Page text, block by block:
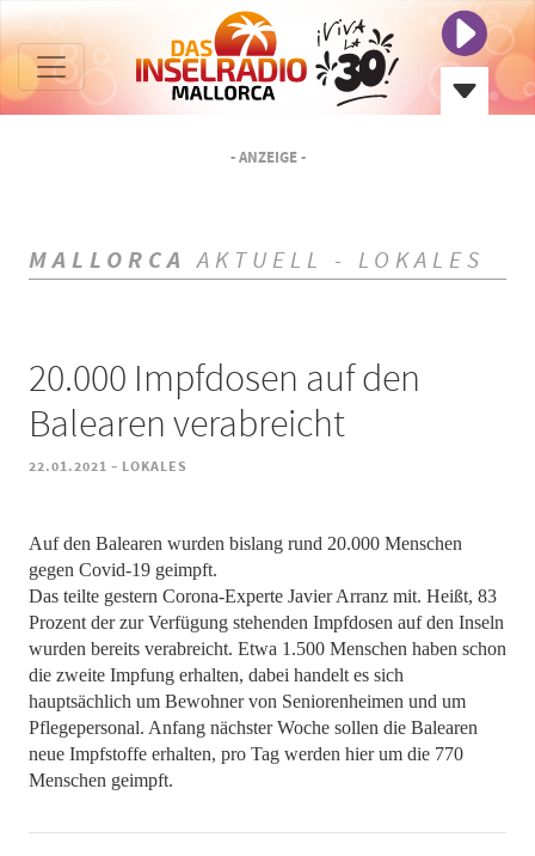
- ANZEIGE -
MALLORCA AKTUELL - LOKALES
20.000 Impfdosen auf den
Balearen verabreicht
22.01.2021 - LOKALES
Auf den Balearen wurden bislang rund 20.000 Menschen
gegen Covid-19 geimpft.
Das teilte gestern Corona-Experte Javier Arranz mit. Heißt, 83
Prozent der zur Verfügung stehenden Impfdosen auf den Inseln
wurden bereits verabreicht. Etwa 1.500 Menschen haben schon
die zweite Impfung erhalten, dabei handelt es sich
hauptsächlich um Bewohner von Seniorenheimen und um
Pflegepersonal. Anfang nächster Woche sollen die Balearen
neue Impfstoffe erhalten, pro Tag werden hier um die 770
Menschen geimpft.